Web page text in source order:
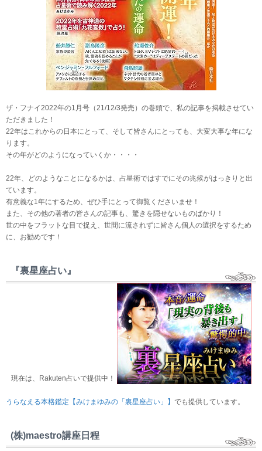
ザ・フナイ2022年の1月号（21/12/3発売）の巻頭で、私の記事を掲載させてい
ただきました！
22年はこれからの日本にとって、そして皆さんにとっても、大変大事な年にな
ります。
その年がどのようになっていくか・・・・
22年、どのようなことになるかは、占星術ではすでにその兆候がはっきりと出
ています。
有意義な1年にするため、ぜひ手にとって御覧くださいませ！
また、その他の著者の皆さんの記事も、驚きを隠せないものばかり！
世の中をフラットな目で捉え、世間に流されずに皆さん個人の選択をするため
に、お勧めです！
『裏星座占い』
現在は、Rakuten占いで提供中！
うらなえる本格鑑定【みけまゆみの「裏星座占い」】 でも提供しています。
(株)maestro講座日程